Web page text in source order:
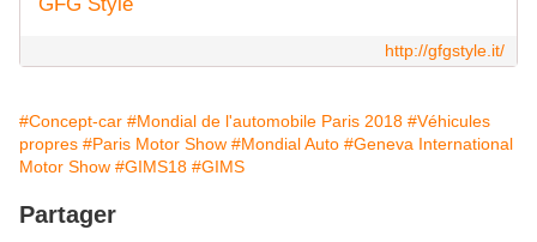
http://gfgstyle.it/
#Concept-car #Mondial de l'automobile Paris 2018 #Véhicules
propres #Paris Motor Show #Mondial Auto #Geneva International
Motor Show #GIMS18 #GIMS
Partager